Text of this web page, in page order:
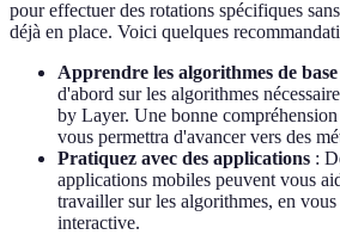
pour effectuer des rotations spécifiques
déjà en place. Voici quelques
Apprendre les algorithmes de base
d'abord sur les algorithmes
by Layer. Une bonne compréhension
vous permettra d'avancer vers des
Pratiquez avec des applications :
applications mobiles peuvent vous
travailler sur les algorithmes, en
interactive.